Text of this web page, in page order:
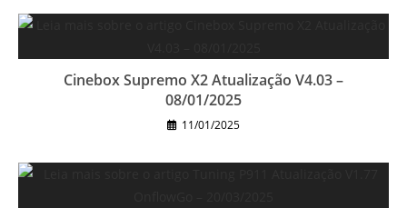
Cinebox Supremo X2 Atualização V4.03 –
08/01/2025
11/01/2025